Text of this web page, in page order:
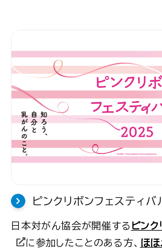
ピンクリボンフェスティバ
日本対がん協会が開催する ピン
に参加したことのある方、 ほ